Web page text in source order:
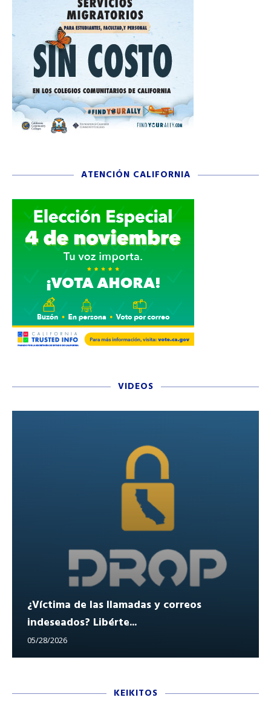
ATENCIÓN CALIFORNIA
VIDEOS
¿Víctima de las llamadas y correos
indeseados? Libérte...
05/28/2026
KEIKITOS